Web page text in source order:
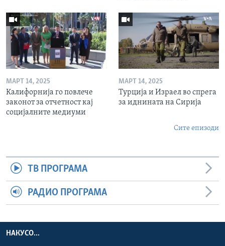
МАРТ 14, 2025
Калифорнија го повлече
законот за отчетност кај
социјалните медиуми
МАРТ 14, 2025
Турција и Израел во спрега
за иднината на Сирија
Сите епизоди
ТВ ПРОГРАМА
РАДИО ПРОГРАМА
НАКУСО...